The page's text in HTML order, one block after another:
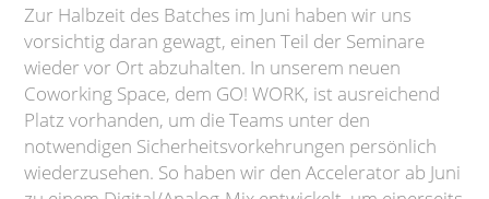
Zur Halbzeit des Batches im Juni haben wir uns
vorsichtig daran gewagt, einen Teil der Seminare
wieder vor Ort abzuhalten. In unserem neuen
Coworking Space, dem GO! WORK, ist ausreichend
Platz vorhanden, um die Teams unter den
notwendigen Sicherheitsvorkehrungen persönlich
wiederzusehen. So haben wir den Accelerator ab Juni